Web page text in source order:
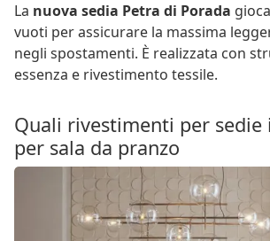
La nuova sedia Petra di Porada
vuoti per assicurare la massima
negli spostamenti. È realizzata con
essenza e rivestimento tessile.
Quali rivestimenti per
per sala da pranzo